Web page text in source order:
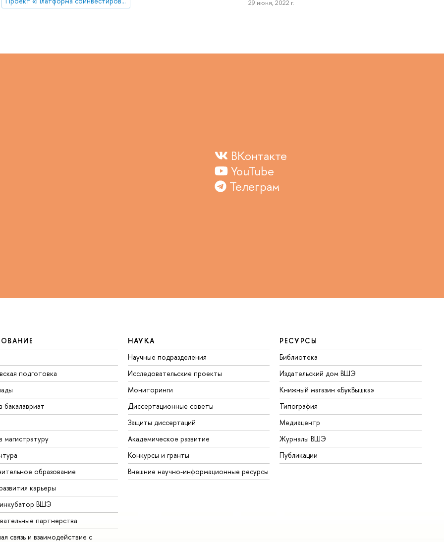
29 июня, 2022 г.
ВКонтакте
YouTube
Телеграм
подготовка
бакалавриат
магистратуру
образование
карьеры
ВШЭ
партнерства
связь и взаимодействие с
НАУКА
Научные подразделения
Исследовательские проекты
Мониторинги
Диссертационные советы
Защиты диссертаций
Академическое развитие
Конкурсы и гранты
Внешние научно-информационные ресурсы
РЕСУРСЫ
Библиотека
Издательский дом ВШЭ
Книжный магазин «БукВышка»
Типография
Медиацентр
Журналы ВШЭ
Публикации